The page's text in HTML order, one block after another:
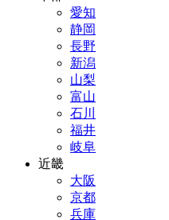
愛知
静岡
長野
新潟
山梨
富山
石川
福井
岐阜
近畿
大阪
京都
兵庫